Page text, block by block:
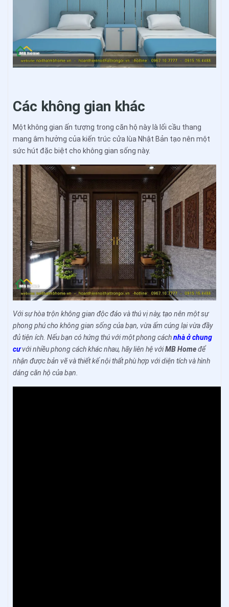
Các không gian khác
Một không gian ấn tượng trong căn hộ này là lối cầu thang
mang âm hưởng của kiến trúc cửa lùa Nhật Bản tạo nên một
sức hút đặc biệt cho không gian sống này.
Với sự hòa trộn không gian độc đáo và thú vị này, tạo nên một sự
phong phú cho không gian sống của bạn, vừa ấm cúng lại vừa đầy
đủ tiện ích. Nếu bạn có hứng thú với một phong cáchnhà ở chung
cưvới nhiều phong cách khác nhau, hãy liên hệ vớiMB Homeđể
nhận được bản vẽ và thiết kế nội thất phù hợp với diện tích và hình
dáng căn hộ của bạn.